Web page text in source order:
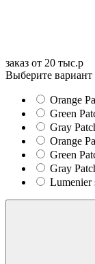
заказ от 20 тыс.р
Выберите вариант
Orange
Green
Gray
Orange
Green
Gray
Lumenier